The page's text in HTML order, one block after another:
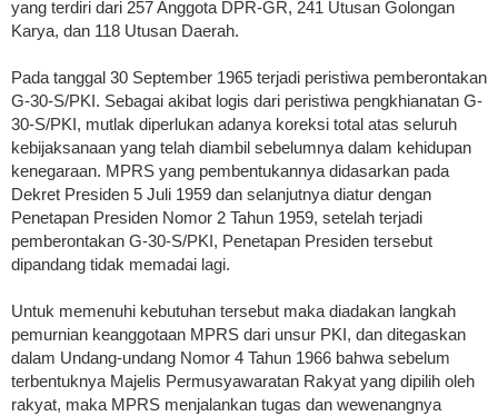
yang terdiri dari 257 Anggota DPR-GR, 241 Utusan Golongan
Karya, dan 118 Utusan Daerah.
Pada tanggal 30 September 1965 terjadi peristiwa pemberontakan
G-30-S/PKI. Sebagai akibat logis dari peristiwa pengkhianatan G-
30-S/PKI, mutlak diperlukan adanya koreksi total atas seluruh
kebijaksanaan yang telah diambil sebelumnya dalam kehidupan
kenegaraan. MPRS yang pembentukannya didasarkan pada
Dekret Presiden 5 Juli 1959 dan selanjutnya diatur dengan
Penetapan Presiden Nomor 2 Tahun 1959, setelah terjadi
pemberontakan G-30-S/PKI, Penetapan Presiden tersebut
dipandang tidak memadai lagi.
Untuk memenuhi kebutuhan tersebut maka diadakan langkah
pemurnian keanggotaan MPRS dari unsur PKI, dan ditegaskan
dalam Undang-undang Nomor 4 Tahun 1966 bahwa sebelum
terbentuknya Majelis Permusyawaratan Rakyat yang dipilih oleh
rakyat, maka MPRS menjalankan tugas dan wewenangnya